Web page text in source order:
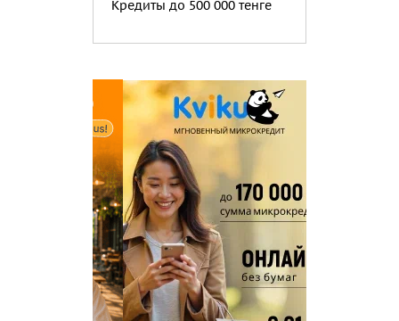
Кредиты до 500 000 тенге